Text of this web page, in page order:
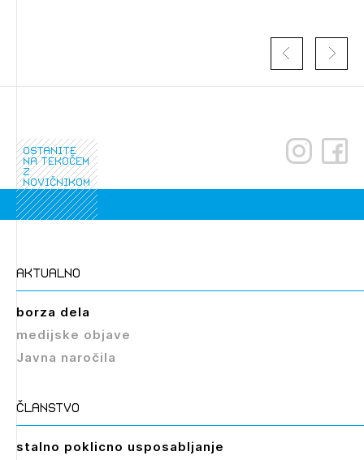
Izbrana vsebina je namenjena le ZAPS
registriranim uporabnikom. Da lahko do nje
ostanite
na tekočem
z
novičnikom
aktualno
borza dela
medijske objave
Javna naročila
članstvo
stalno poklicno usposabljanje